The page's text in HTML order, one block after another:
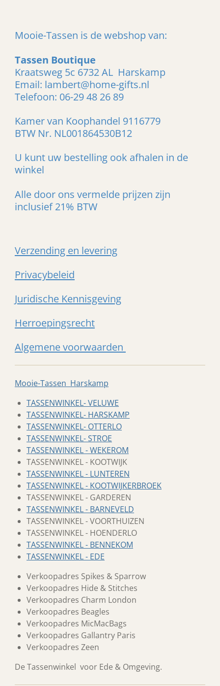
Mooie-Tassen is de webshop van:
Tassen Boutique
Kraatsweg 5c 6732 AL Harskamp
Email: lambert@home-gifts.nl
Telefoon: 06-29 48 26 89
Kamer van Koophandel 9116779
BTW Nr. NL001864530B12
U kunt uw bestelling ook afhalen in de
winkel
Alle door ons vermelde prijzen zijn
inclusief 21% BTW
Verzending en levering
Privacybeleid
Juridische Kennisgeving
Herroepingsrecht
Algemene voorwaarden
Mooie-Tassen Harskamp
TASSENWINKEL- VELUWE
TASSENWINKEL- HARSKAMP
TASSENWINKEL- OTTERLO
TASSENWINKEL- STROE
TASSENWINKEL - WEKEROM
TASSENWINKEL - KOOTWIJK
TASSENWINKEL - LUNTEREN
TASSENWINKEL - KOOTWIJKERBROEK
TASSENWINKEL - GARDEREN
TASSENWINKEL - BARNEVELD
TASSENWINKEL - VOORTHUIZEN
TASSENWINKEL - HOENDERLO
TASSENWINKEL - BENNEKOM
TASSENWINKEL - EDE
Verkoopadres Spikes & Sparrow
Verkoopadres Hide & Stitches
Verkoopadres Charm London
Verkoopadres Beagles
Verkoopadres MicMacBags
Verkoopadres Gallantry Paris
Verkoopadres Zeen
De Tassenwinkel voor Ede & Omgeving.